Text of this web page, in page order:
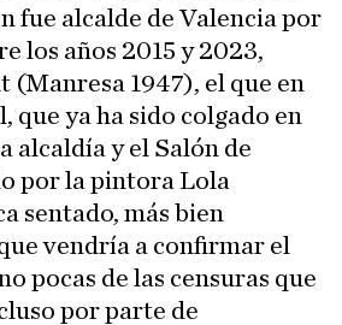
fue alcalde de Valencia por
los años 2015 y 2023,
(Manresa 1947), el que en
que ya ha sido colgado en
alcaldía y el Salón de
por la pintora Lola
sentado, más bien
vendría a confirmar el
pocas de las censuras que
por parte de